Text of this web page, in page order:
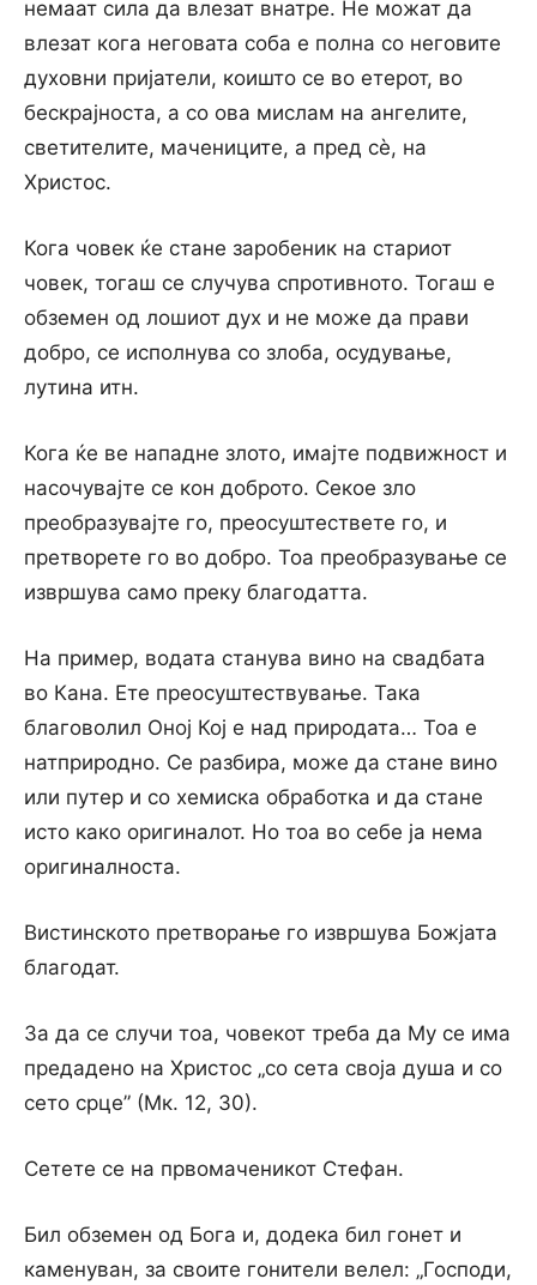
немаат сила да влезат внатре. He можат да
влезат кога неговата соба е полна co неговите
духовни пријатели, коишто се во етерот, во
бескрајноста, a co ова мислам на ангелите,
светителите, мачениците, а пред сè, на
Христос.
Кога човек ќе стане заробеник на стариот
човек, тогаш се случува спротивното. Тогаш е
обземен од лошиот дух и не може да прави
добро, се исполнува co злоба, осудување,
лутина итн.
Кога ќе ве нападне злото, имајте подвижност и
насочувајте се кон доброто. Секое зло
преобразувајте го, преосуштествете го, и
претворете го во добро. Тоа преобразување се
извршува само преку благодатта.
На пример, водата станува вино на свадбата
во Кана. Ете преосуштествување. Така
благоволил Оној Кој е над природата… Тоа е
натприродно. Се разбира, може да стане вино
или путер и co хемиска обработка и да стане
исто како оригиналот. Но тоа во себе ја нема
оригиналноста.
Вистинското претворање го извршува Божјата
благодат.
За да се случи тоа, човекот треба да My се има
предадено на Христос „co сета своја душа и co
сето срце” (Мк. 12, 30).
Сетете се на првомаченикот Стефан.
Бил обземен од Бога и, додека бил гонет и
каменуван, за своите гонители велел: „Господи,